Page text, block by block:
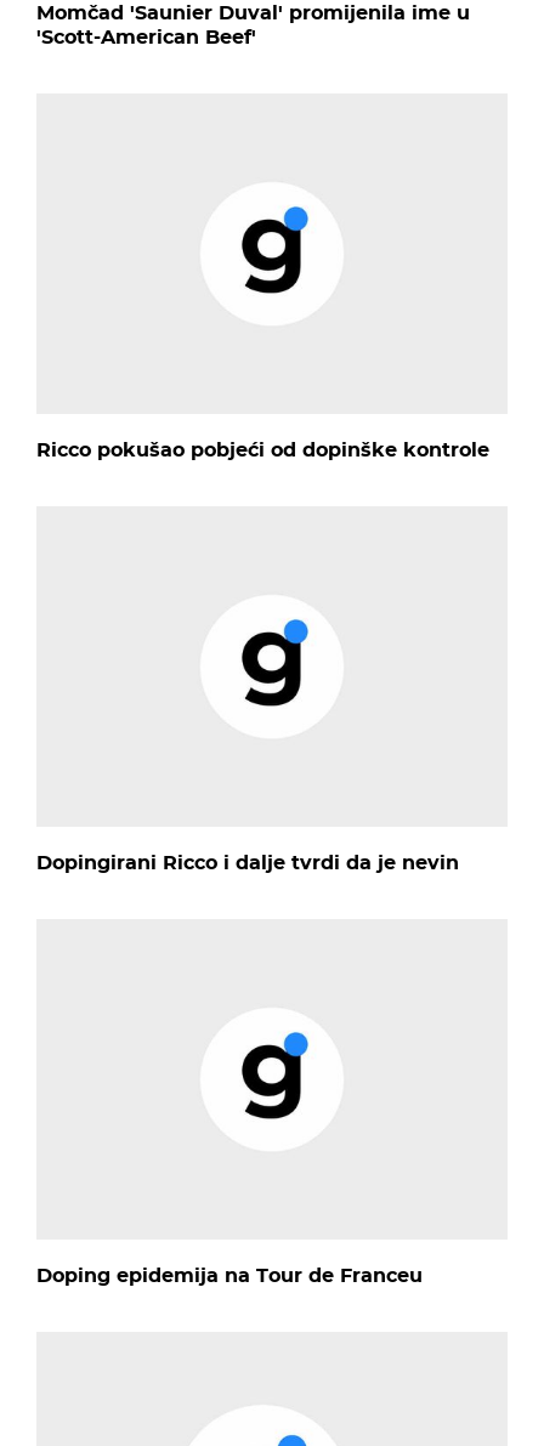
Momčad 'Saunier Duval' promijenila ime u
'Scott-American Beef'
Ricco pokušao pobjeći od dopinške kontrole
Dopingirani Ricco i dalje tvrdi da je nevin
Doping epidemija na Tour de Franceu